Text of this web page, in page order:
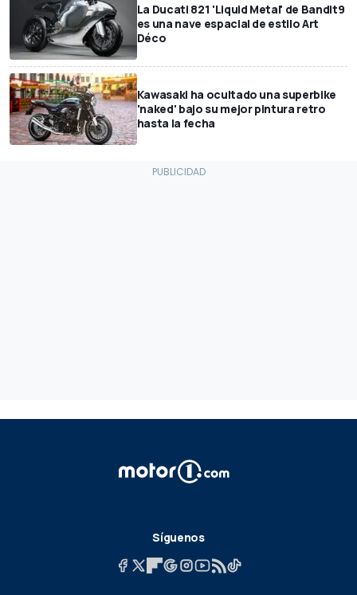
La Ducati 821 'Liquid Metal' de Bandit9
es una nave espacial de estilo Art
Déco
Kawasaki ha ocultado una superbike
'naked' bajo su mejor pintura retro
hasta la fecha
Síguenos